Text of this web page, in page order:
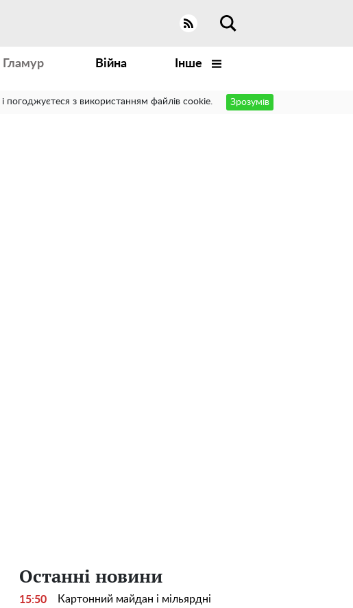
Гламур Війна Інше
і погоджуєтеся з використанням файлів cookie. Зрозумів
Останні новини
15:50
Картонний майдан і мільярдні